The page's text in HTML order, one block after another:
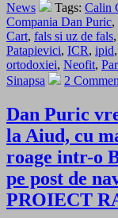
News
Tags: Calin
Compania Dan Puric,
Cart, fals si uz de fals,
Patapievici, ICR, ipid,
ortodoxiei, Neofit,
Sinapsa
2
Dan Puric
la Aiud, cu
roage intr-o
pe post de
PROIECT